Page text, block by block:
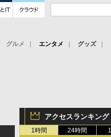
グルメ エンタメ
グッズ
アクセスランキング
1時間 24時間